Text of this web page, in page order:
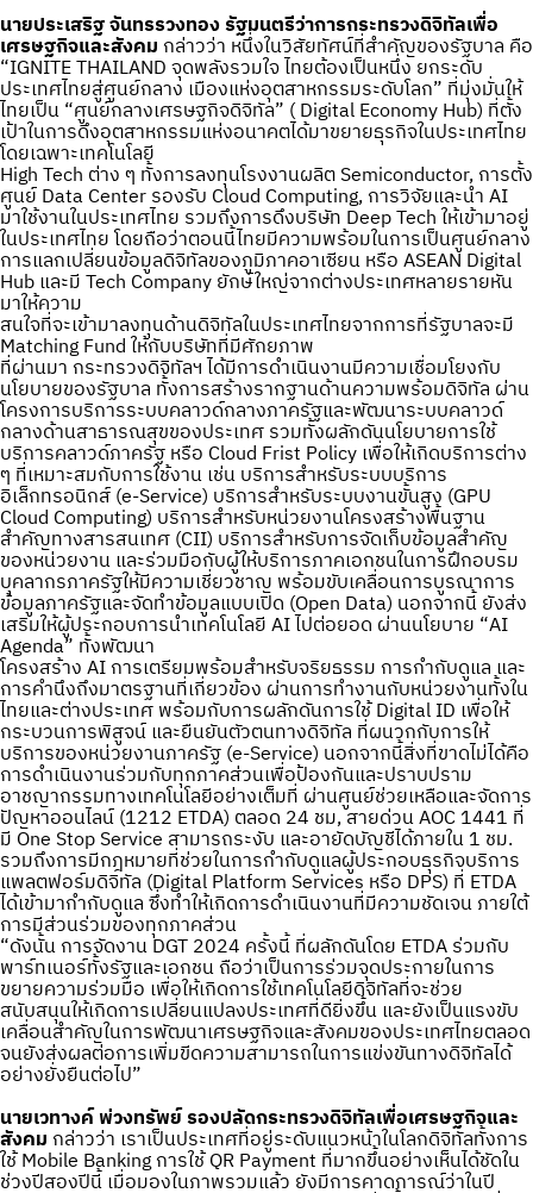
นายประเสริฐ จันทรรวงทองรัฐมนตรีว่าการกระทรวงดิจิทัลเพื่อ
เศรษฐกิจและสังคม กล่าวว่า หนึ่งในวิสัยทัศน์ที่สำคัญของรัฐบาล คือ
“IGNITE THAILAND จุดพลังรวมใจ ไทยต้องเป็นหนึ่ง ยกระดับ
ประเทศไทยสู่ศูนย์กลาง เมืองแห่งอุตสาหกรรมระดับโลก” ที่มุ่งมั่นให้
ไทยเป็น “ศูนย์กลางเศรษฐกิจดิจิทัล” ( Digital Economy Hub) ที่ตั้ง
เป้าในการดึงอุตสาหกรรมแห่งอนาคตได้มาขยายธุรกิจในประเทศไทย
โดยเฉพาะเทคโนโลยี
High Tech ต่าง ๆ ทั้งการลงทุนโรงงานผลิต Semiconductor, การตั้ง
ศูนย์ Data Center รองรับ Cloud Computing, การวิจัยและนำ AI
มาใช้งานในประเทศไทย รวมถึงการดึงบริษัท Deep Tech ให้เข้ามาอยู่
ในประเทศไทย โดยถือว่าตอนนี้ไทยมีความพร้อมในการเป็นศูนย์กลาง
การแลกเปลี่ยนข้อมูลดิจิทัลของภูมิภาคอาเซียน หรือ ASEAN Digital
Hub และมี Tech Company ยักษ์ใหญ่จากต่างประเทศหลายรายหัน
มาให้ความ
สนใจที่จะเข้ามาลงทุนด้านดิจิทัลในประเทศไทยจากการที่รัฐบาลจะมี
Matching Fund ให้กับบริษัทที่มีศักยภาพ
ที่ผ่านมา กระทรวงดิจิทัลฯ ได้มีการดำเนินงานมีความเชื่อมโยงกับ
นโยบายของรัฐบาล ทั้งการสร้างรากฐานด้านความพร้อมดิจิทัล ผ่าน
โครงการบริการระบบคลาวด์กลางภาครัฐและพัฒนาระบบคลาวด์
กลางด้านสาธารณสุขของประเทศ รวมทั้งผลักดันนโยบายการใช้
บริการคลาวด์ภาครัฐ หรือ Cloud Frist Policy เพื่อให้เกิดบริการต่าง
ๆ ที่เหมาะสมกับการใช้งาน เช่น บริการสำหรับระบบบริการ
อิเล็กทรอนิกส์ (e-Service) บริการสำหรับระบบงานขั้นสูง (GPU
Cloud Computing) บริการสำหรับหน่วยงานโครงสร้างพื้นฐาน
สำคัญทางสารสนเทศ (CII) บริการสำหรับการจัดเก็บข้อมูลสำคัญ
ของหน่วยงาน และร่วมมือกับผู้ให้บริการภาคเอกชนในการฝึกอบรม
บุคลากรภาครัฐให้มีความเชี่ยวชาญ พร้อมขับเคลื่อนการบูรณาการ
ข้อมูลภาครัฐและจัดทำข้อมูลแบบเปิด (Open Data) นอกจากนี้ ยังส่ง
เสริมให้ผู้ประกอบการนำเทคโนโลยี AI ไปต่อยอด ผ่านนโยบาย “AI
Agenda” ทั้งพัฒนา
โครงสร้าง AI การเตรียมพร้อมสำหรับจริยธรรม การกำกับดูแล และ
การคำนึงถึงมาตรฐานที่เกี่ยวข้อง ผ่านการทำงานกับหน่วยงานทั้งใน
ไทยและต่างประเทศ พร้อมกับการผลักดันการใช้ Digital ID เพื่อให้
กระบวนการพิสูจน์ และยืนยันตัวตนทางดิจิทัล ที่ผนวกกับการให้
บริการของหน่วยงานภาครัฐ (e-Service) นอกจากนี้สิ่งที่ขาดไม่ได้คือ
การดำเนินงานร่วมกับทุกภาคส่วนเพื่อป้องกันและปราบปราม
อาชญากรรมทางเทคโนโลยีอย่างเต็มที่ ผ่านศูนย์ช่วยเหลือและจัดการ
ปัญหาออนไลน์ (1212 ETDA) ตลอด 24 ชม, สายด่วน AOC 1441 ที่
มี One Stop Service สามารถระงับ และอายัดบัญชีได้ภายใน 1 ชม.
รวมถึงการมีกฎหมายที่ช่วยในการกำกับดูแลผู้ประกอบธุรกิจบริการ
แพลตฟอร์มดิจิทัล (Digital Platform Services หรือ DPS) ที่ ETDA
ได้เข้ามากำกับดูแล ซึ่งทำให้เกิดการดำเนินงานที่มีความชัดเจน ภายใต้
การมีส่วนร่วมของทุกภาคส่วน
“ดังนั้น การจัดงาน DGT 2024 ครั้งนี้ ที่ผลักดันโดย ETDA ร่วมกับ
พาร์ทเนอร์ทั้งรัฐและเอกชน ถือว่าเป็นการร่วมจุดประกายในการ
ขยายความร่วมมือ เพื่อให้เกิดการใช้เทคโนโลยีดิจิทัลที่จะช่วย
สนับสนุนให้เกิดการเปลี่ยนแปลงประเทศที่ดียิ่งขึ้น และยังเป็นแรงขับ
เคลื่อนสำคัญในการพัฒนาเศรษฐกิจและสังคมของประเทศไทยตลอด
จนยังส่งผลต่อการเพิ่มขีดความสามารถในการแข่งขันทางดิจิทัลได้
อย่างยั่งยืนต่อไป”
นายเวทางค์ พ่วงทรัพย์ รองปลัดกระทรวงดิจิทัลเพื่อเศรษฐกิจและ
สังคม กล่าวว่า เราเป็นประเทศที่อยู่ระดับแนวหน้าในโลกดิจิทัลทั้งการ
ใช้ Mobile Banking การใช้ QR Payment ที่มากขึ้นอย่างเห็นได้ชัดใน
ช่วงปีสองปีนี้ เมื่อมองในภาพรวมแล้ว ยังมีการคาดการณ์ว่าในปี